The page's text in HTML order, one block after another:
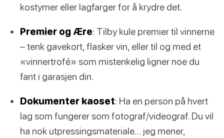
kostymer eller lagfarger for å krydre det.
Premier og Ære: Tilby kule premier til vinnerne
– tenk gavekort, flasker vin, eller til og med et
«vinnertrofé» som mistenkelig ligner noe du
fant i garasjen din.
Dokumenter kaoset: Ha en person på hvert
lag som fungerer som fotograf/videograf. Du vil
ha nok utpressingsmateriale… jeg mener,